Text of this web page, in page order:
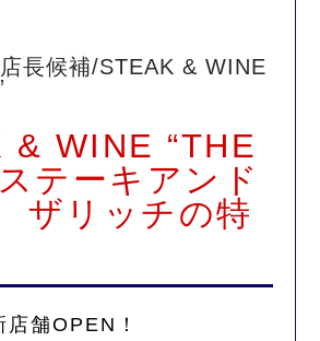
長候補/STEAK & WINE
& WINE “THE
テーキアンド
ザリッチの特
舗OPEN！